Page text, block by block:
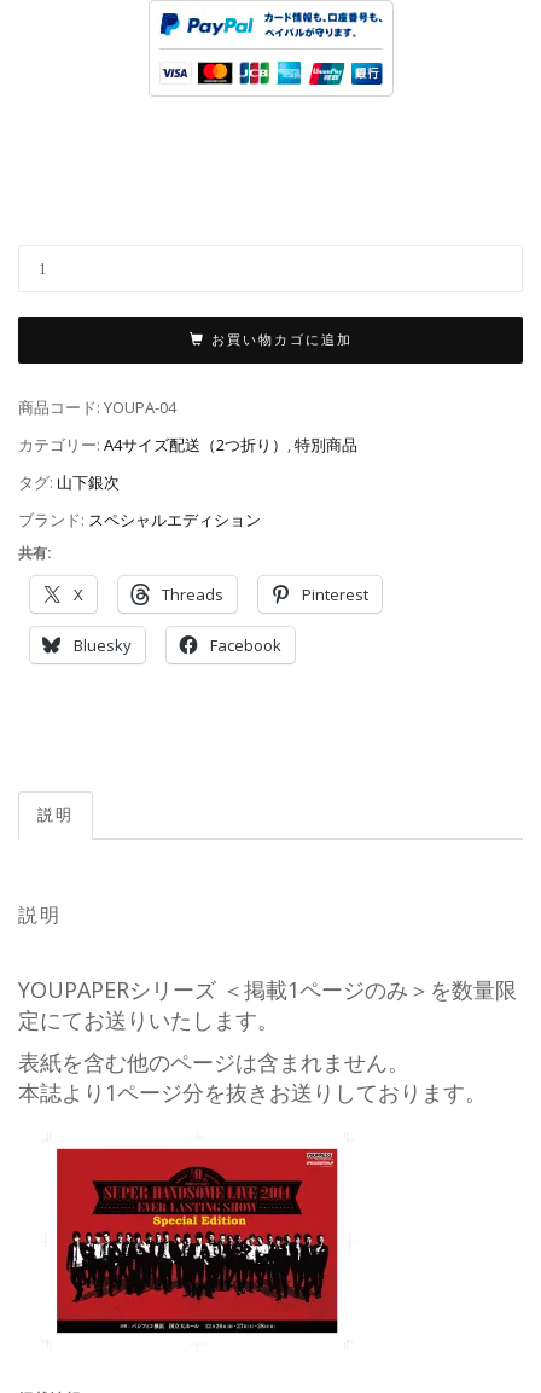
お買い物カゴに追加
商品コード: YOUPA-04
カテゴリー: A4サイズ配送（2つ折り） ,特別商品
タグ: 山下銀次
ブランド: スペシャルエディション
共有:
X Threads Pinterest
Bluesky Facebook
説明
説明
YOUPAPERシリーズ ＜掲載1ページのみ＞を数量限
定にてお送りいたします。
表紙を含む他のページは含まれません。
本誌より1ページ分を抜きお送りしております。